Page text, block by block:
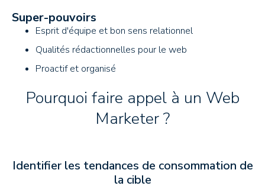
Super-pouvoirs
Esprit d'équipe et bon sens relationnel
Qualités rédactionnelles pour le web
Proactif et organisé
Pourquoi faire appel à un Web
Marketer ?
Identifier les tendances de consommation de
la cible